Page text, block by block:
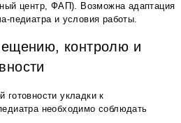
центр, ФАП). Возможна адаптация
педиатра и условия работы.
контролю и
готовности укладки к
необходимо соблюдать